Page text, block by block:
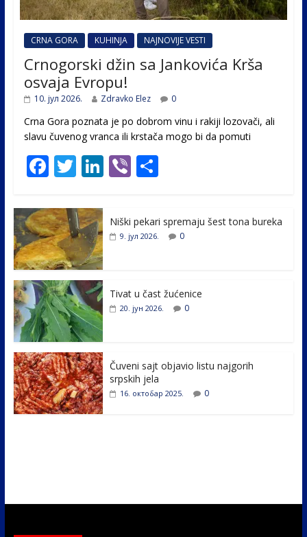
CRNA GORA KUHINJA NAJNOVIJE VESTI
Crnogorski džin sa Jankovića Krša
osvaja Evropu!
10. јул 2026. Zdravko Elez 0
Crna Gora poznata je po dobrom vinu i rakiji lozovači, ali
slavu čuvenog vranca ili krstača mogo bi da pomuti
F
e
b
o
o
k
T
itt
er
Li
e
Vi
er
S
e
Niški pekari spremaju šest tona bureka
9. јул 2026. 0
Tivat u čast žućenice
20. јун 2026. 0
Čuveni sajt objavio listu najgorih
srpskih jela
16. октобар 2025. 0